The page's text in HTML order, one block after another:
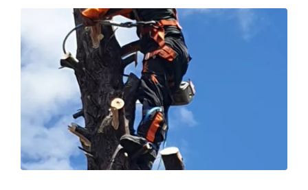
AL Paysages et Bois de Chauffage
service d'entretien de jardin à Moulins
vos espaces extérieurs en parfait état toute l'année.
Les équipes expérimentées assurent la taille, la tonte
et les soins nécessaires pour un jardin toujours
accueillant.
En tant qu'expert encréation de jardin à Moulins
Paysages et Bois de Chauffage
aménagements sur mesure adaptés aux envies et